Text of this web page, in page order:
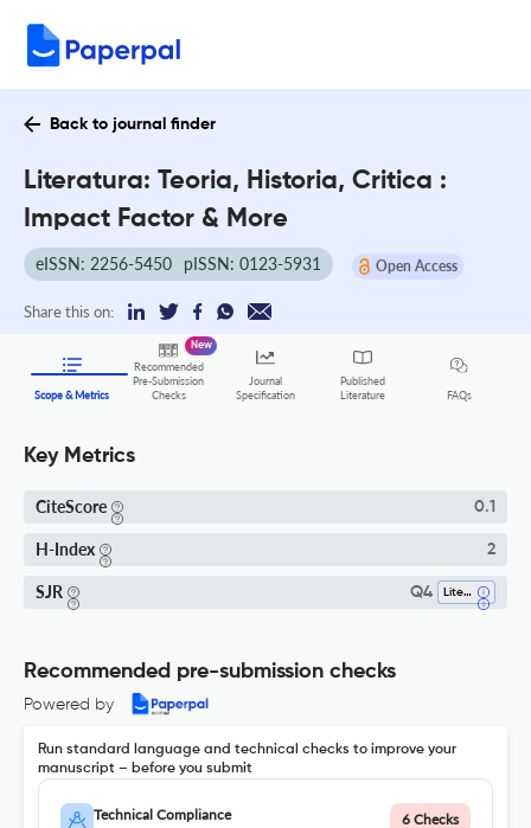
Back to journal finder
Literatura: Teoria, Historia, Critica :
Impact Factor & More
eISSN: 2256-5450 pISSN: 0123-5931 Open Access
Share this on:
Scope & Metrics
Recommended
Pre-Submission
Checks
New
Journal
Specification
Published
Literature
FAQs
Key Metrics
CiteScore 0.1
H-Index 2
SJR Q4 Literature And Literary Theory
Recommended pre-submission checks
Powered by
Run standard language and technical checks to improve your
manuscript – before you submit
Technical Compliance
6 Checks